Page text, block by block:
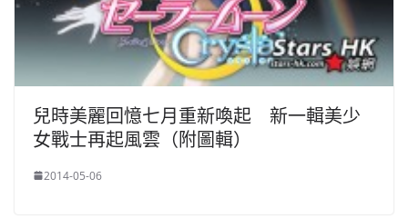
兒時美麗回憶七月重新喚起 新一輯美少
女戰士再起風雲（附圖輯）
2014-05-06